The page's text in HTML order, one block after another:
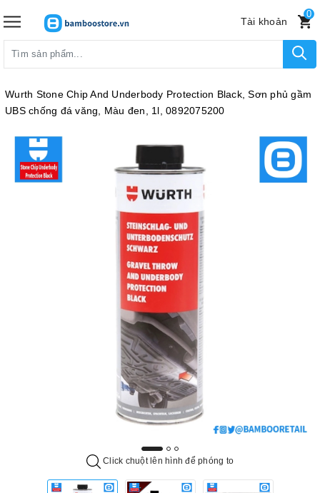
Tài khoản
0
Wurth Stone Chip And Underbody Protection Black, Sơn phủ gầm
UBS chống đá văng, Màu đen, 1l, 0892075200
Click chuột lên hình để phóng to